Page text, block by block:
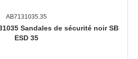
AB7131035.35
Sandales de sécurité noir SB
ESD 35